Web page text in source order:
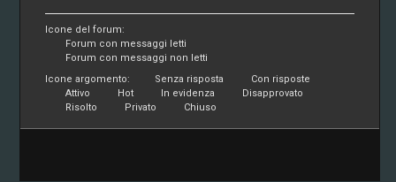
Icone del forum:
Forum con messaggi letti
Forum con messaggi non letti
Icone argomento:
Senza risposta
Con risposte
Attivo
Hot In evidenza
Disapprovato
Risolto
Privato Chiuso